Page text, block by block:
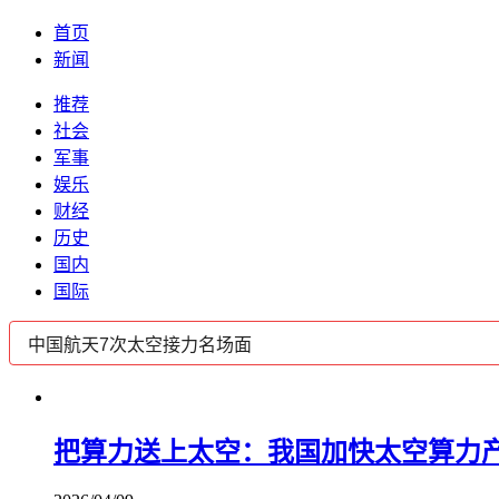
首页
新闻
推荐
社会
军事
娱乐
财经
历史
国内
国际
把算力送上太空：我国加快太空算力